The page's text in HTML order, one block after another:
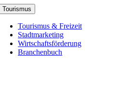
Skip
to
content
Tourismus
Tourismus & Freizeit
Stadtmarketing
Wirtschaftsförderung
Branchenbuch